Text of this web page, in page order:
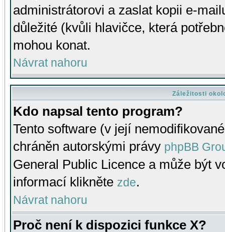
administrátorovi a zaslat kopii e-
důležité (kvůli hlavičce, která
mohou konat.
Návrat nahoru
Záležitosti
Kdo napsal tento program?
Tento software (v její
chráněn autorskými právy phpBB
General Public Licence a může být
informací klikněte zde.
Návrat nahoru
Proč není k dispozici funkce X?